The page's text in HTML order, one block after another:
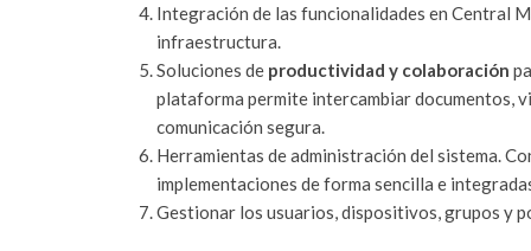
Integración de las funcionalidades en Central
infraestructura.
Soluciones de productividad y colaboración
plataforma permite intercambiar documentos,
comunicación segura.
Herramientas de administración del sistema.
implementaciones de forma sencilla e
Gestionar los usuarios, dispositivos, grupos y